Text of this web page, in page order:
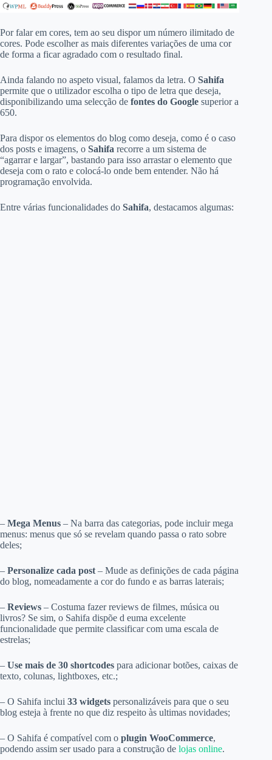
Por falar em cores, tem ao seu dispor um número ilimitado de
cores. Pode escolher as mais diferentes variações de uma cor
de forma a ficar agradado com o resultado final.
Ainda falando no aspeto visual, falamos da letra. O Sahifa
permite que o utilizador escolha o tipo de letra que deseja,
disponibilizando uma selecção de fontes do Google superior a
650.
Para dispor os elementos do blog como deseja, como é o caso
dos posts e imagens, o Sahifa recorre a um sistema de
“agarrar e largar”, bastando para isso arrastar o elemento que
deseja com o rato e colocá-lo onde bem entender. Não há
programação envolvida.
Entre várias funcionalidades do Sahifa, destacamos algumas:
– Mega Menus – Na barra das categorias, pode incluir mega
menus: menus que só se revelam quando passa o rato sobre
deles;
– Personalize cada post – Mude as definições de cada página
do blog, nomeadamente a cor do fundo e as barras laterais;
– Reviews – Costuma fazer reviews de filmes, música ou
livros? Se sim, o Sahifa dispõe d euma excelente
funcionalidade que permite classificar com uma escala de
estrelas;
– Use mais de 30 shortcodes para adicionar botões, caixas de
texto, colunas, lightboxes, etc.;
– O Sahifa inclui 33 widgets personalizáveis para que o seu
blog esteja à frente no que diz respeito às ultimas novidades;
– O Sahifa é compatível com o plugin WooCommerce,
podendo assim ser usado para a construção de lojas online.